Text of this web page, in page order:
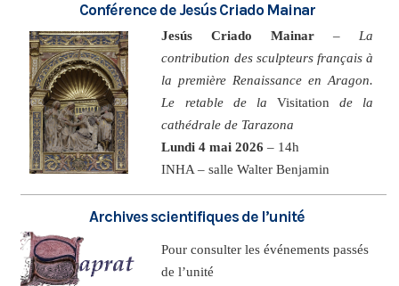
Conférence de Jesús Criado Mainar
Jesús Criado Mainar – La
contribution des sculpteurs français à
la première Renaissance en Aragon.
Le retable de la Visitation de la
cathédrale de Tarazona
Lundi 4 mai 2026 – 14h
INHA – salle Walter Benjamin
Archives scientifiques de l’unité
Pour consulter les événements passés
de l’unité